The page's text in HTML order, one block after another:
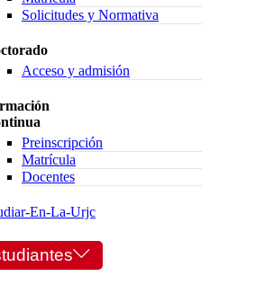
Solicitudes y Normativa
Acceso y admisión
Preinscripción
Matrícula
Docentes
En-La-Urjc